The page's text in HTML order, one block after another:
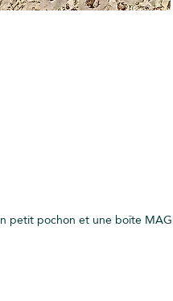
pochon et une boîte